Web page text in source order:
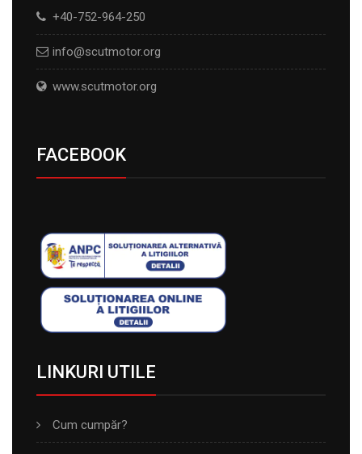
+40-752-964-250
info@scutmotor.org
www.scutmotor.org
FACEBOOK
LINKURI UTILE
Cum cumpăr?